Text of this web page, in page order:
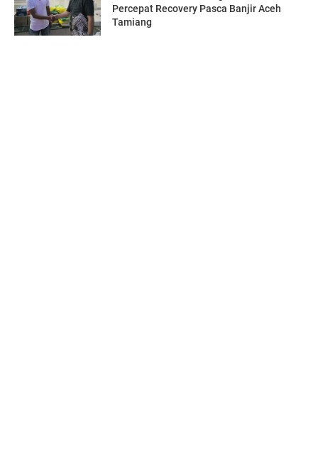
Percepat Recovery Pasca Banjir Aceh
Tamiang